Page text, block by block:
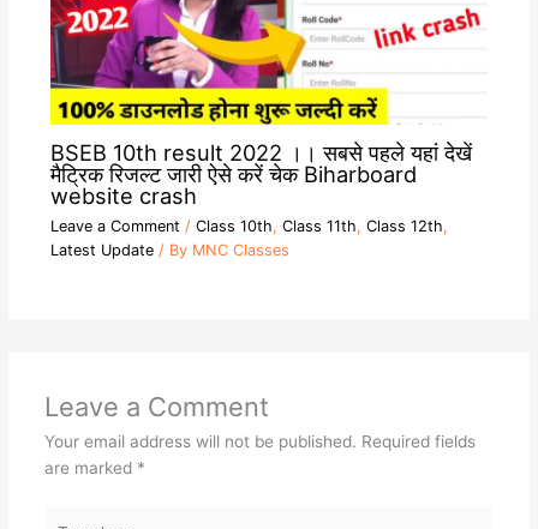
BSEB 10th result 2022 ।। सबसे पहले यहां देखें
मैट्रिक रिजल्ट जारी ऐसे करें चेक Biharboard
website crash
Leave a Comment / Class 10th, Class 11th, Class 12th,
Latest Update/ By MNC Classes
Leave a Comment
Your email address will not be published. Required fields
are marked *